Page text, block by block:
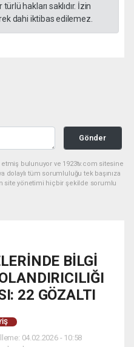
hakları saklıdır. İzin
dahi iktibas edilemez.
Gönder
etmiş bulunuyor ve 1923tv.com sitesine
dolaylı tüm sorumluluğu tek başınıza
site yönetimi hiçbir şekilde sorumlu
BİLGİ
22 GÖZALTI
04.02.2026 - 10:58